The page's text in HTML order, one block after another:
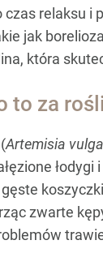
relaksu i
jak
która
to za
Artemisia
zwarte